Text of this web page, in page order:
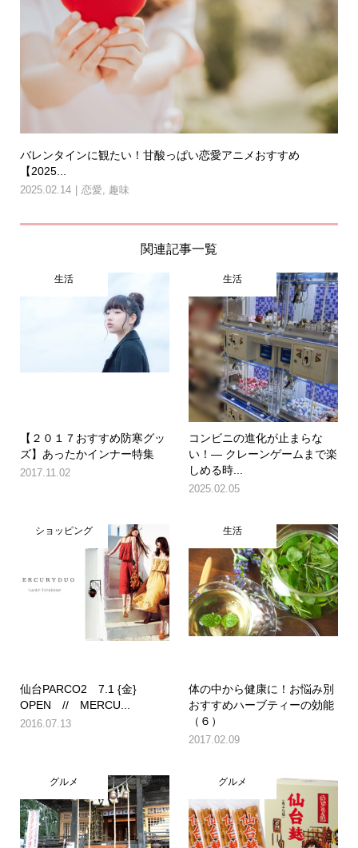
バレンタインに観たい！甘酸っぱい恋愛アニメおすすめ
【2025...
2025.02.14 恋愛, 趣味
関連記事一覧
生活
【２０１７おすすめ防寒グッ
ズ】あったかインナー特集
2017.11.02
生活
コンビニの進化が止まらな
い！― クレーンゲームまで楽
しめる時...
2025.02.05
ショッピング
仙台PARCO2 7.1 {金}
OPEN // MERCU...
2016.07.13
生活
体の中から健康に！お悩み別
おすすめハーブティーの効能
（６）
2017.02.09
グルメ グルメ